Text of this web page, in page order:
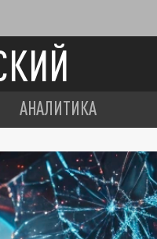
АНАЛИТИКА